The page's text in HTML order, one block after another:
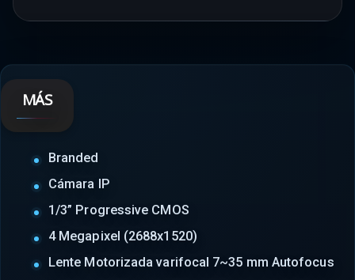
MÁS
Branded
Cámara IP
1/3” Progressive CMOS
4 Megapixel (2688x1520)
Lente Motorizada varifocal 7~35 mm Autofocus